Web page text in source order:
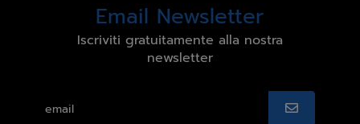
Email Newsletter
Iscriviti gratuitamente alla nostra
newsletter